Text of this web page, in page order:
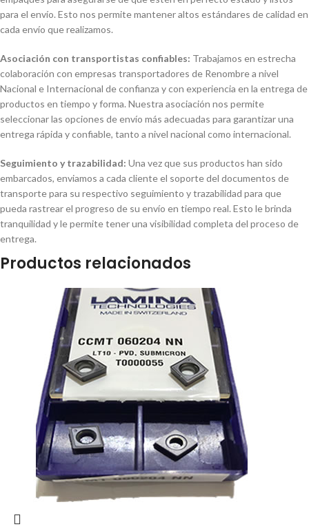
para el envío. Esto nos permite mantener altos estándares de calidad en
cada envío que realizamos.
Asociación con transportistas confiables: Trabajamos en estrecha
colaboración con empresas transportadores de Renombre a nivel
Nacional e Internacional de confianza y con experiencia en la entrega de
productos en tiempo y forma. Nuestra asociación nos permite
seleccionar las opciones de envío más adecuadas para garantizar una
entrega rápida y confiable, tanto a nivel nacional como internacional.
Seguimiento y trazabilidad: Una vez que sus productos han sido
embarcados, enviamos a cada cliente el soporte del documentos de
transporte para su respectivo seguimiento y trazabilidad para que
pueda rastrear el progreso de su envío en tiempo real. Esto le brinda
tranquilidad y le permite tener una visibilidad completa del proceso de
entrega.
Productos relacionados